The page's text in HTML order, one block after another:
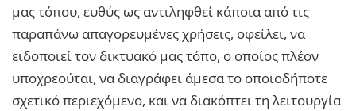
μας τόπου, ευθύς ως αντιληφθεί κάποια από τις
παραπάνω απαγορευμένες χρήσεις, οφείλει, να
ειδοποιεί τον δικτυακό μας τόπο, ο οποίος πλέον
υποχρεούται, να διαγράφει άμεσα το οποιοδήποτε
σχετικό περιεχόμενο, και να διακόπτει τη λειτουργία